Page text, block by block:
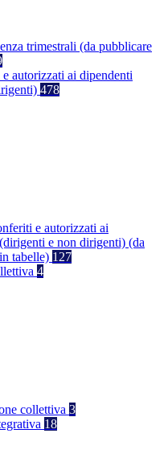
trimestrali (da pubblicare
autorizzati ai dipendenti
478
e autorizzati ai
e non dirigenti) (da
tabelle) 127
4
collettiva 3
18